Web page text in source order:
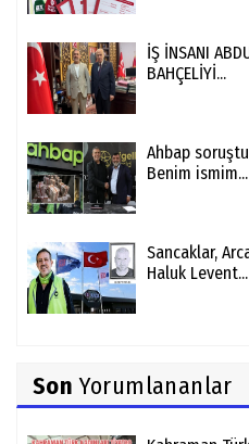
İŞ İNSANI
BAHÇELİYİ...
Ahbap
Benim ismim...
Sancaklar,
Haluk Levent...
Son Yorumlananlar